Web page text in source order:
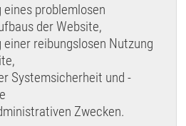
problemlosen
der Website,
reibungslosen Nutzung
Systemsicherheit und -
Zwecken.